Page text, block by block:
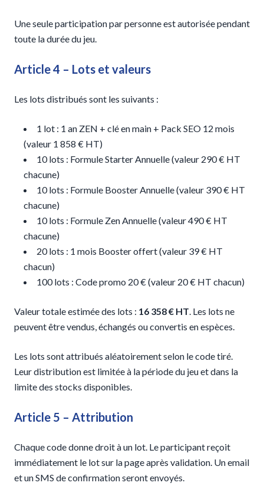
Une seule participation par personne est autorisée pendant
toute la durée du jeu.
Article 4 – Lots et valeurs
Les lots distribués sont les suivants :
1 lot : 1 an ZEN + clé en main + Pack SEO 12 mois
(valeur 1 858 € HT)
10 lots : Formule Starter Annuelle (valeur 290 € HT
chacune)
10 lots : Formule Booster Annuelle (valeur 390 € HT
chacune)
10 lots : Formule Zen Annuelle (valeur 490 € HT
chacune)
20 lots : 1 mois Booster offert (valeur 39 € HT
chacun)
100 lots : Code promo 20 € (valeur 20 € HT chacun)
Valeur totale estimée des lots : 16 358 € HT. Les lots ne
peuvent être vendus, échangés ou convertis en espèces.
Les lots sont attribués aléatoirement selon le code tiré.
Leur distribution est limitée à la période du jeu et dans la
limite des stocks disponibles.
Article 5 – Attribution
Chaque code donne droit à un lot. Le participant reçoit
immédiatement le lot sur la page après validation. Un email
et un SMS de confirmation seront envoyés.